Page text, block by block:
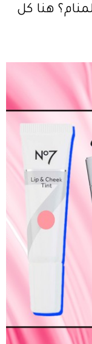
هنا كل